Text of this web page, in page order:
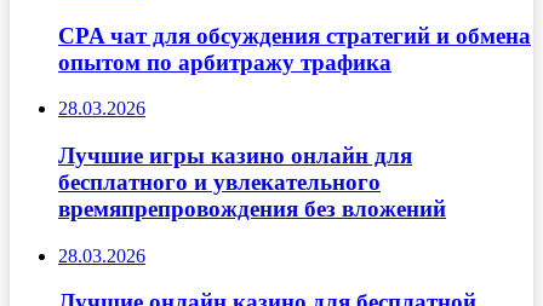
CPA чат для обсуждения стратегий и обмена
опытом по арбитражу трафика
28.03.2026
Лучшие игры казино онлайн для
бесплатного и увлекательного
времяпрепровождения без вложений
28.03.2026